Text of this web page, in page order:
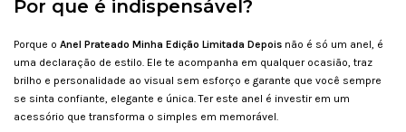
Por que é indispensável?
Porque o Anel Prateado Minha Edição Limitada Depois não é só um anel, é
uma declaração de estilo. Ele te acompanha em qualquer ocasião, traz
brilho e personalidade ao visual sem esforço e garante que você sempre
se sinta confiante, elegante e única. Ter este anel é investir em um
acessório que transforma o simples em memorável.